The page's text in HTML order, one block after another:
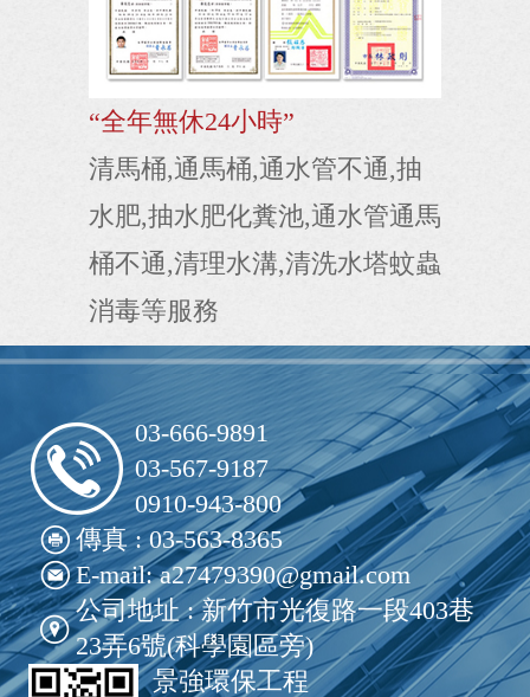
“全年無休24小時”
清馬桶,通馬桶,通水管不通,抽
水肥,抽水肥化糞池,通水管通馬
桶不通,清理水溝,清洗水塔蚊蟲
消毒等服務
03-666-9891
03-567-9187
0910-943-800
傳真 : 03-563-8365
E-mail: a27479390@gmail.com
公司地址 : 新竹市光復路一段403巷
23弄6號(科學園區旁)
景強環保工程